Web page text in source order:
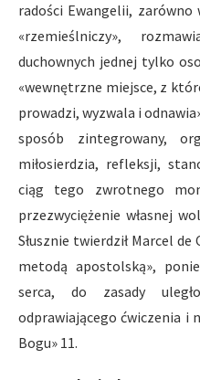
radości Ewangelii, zarówno
«rzemieślniczy»,
duchownych jednej tylko
«wewnętrzne miejsce, z
prowadzi, wyzwala i
sposób zintegrowany,
miłosierdzia, refleksji,
ciąg tego zwrotnego
przezwyciężenie własnej
Słusznie twierdził Marcel
metodą apostolską»,
serca, do zasady
odprawiającego ćwiczenia i
Bogu» 11.